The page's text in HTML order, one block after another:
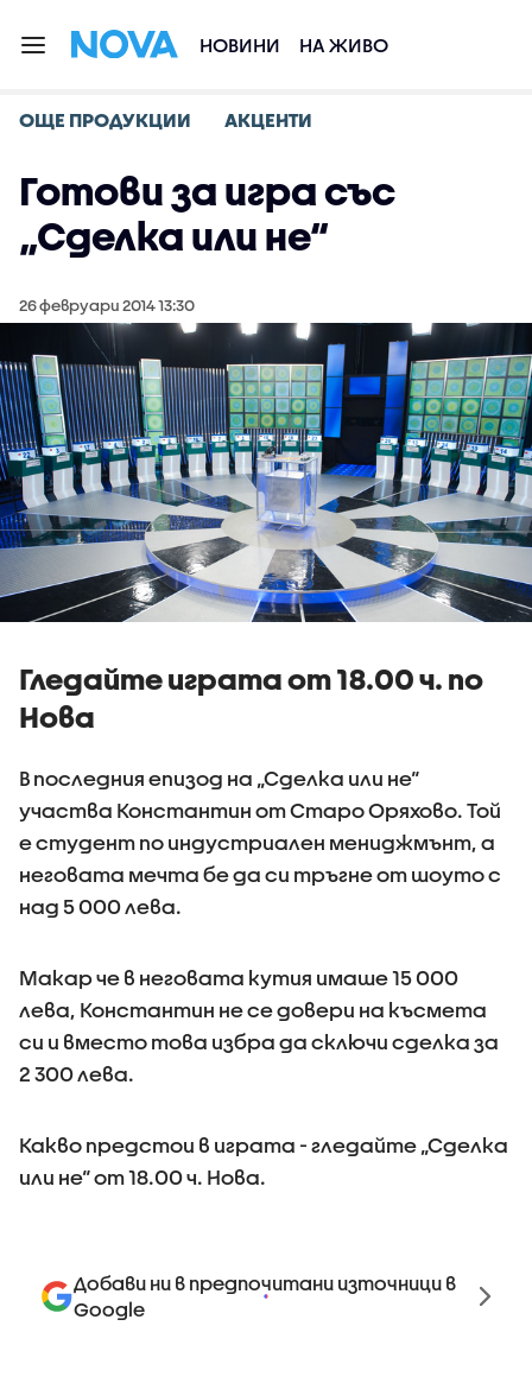
НОВИНИ НА ЖИВО
ОЩЕ ПРОДУКЦИИ АКЦЕНТИ
Готови за игра със
„Сделка или не“
26 февруари 2014 13:30
Гледайте играта от 18.00 ч. по
Нова
В последния епизод на „Сделка или не“
участва Константин от Старо Оряхово. Той
е студент по индустриален мениджмънт, а
неговата мечта бе да си тръгне от шоуто с
над 5 000 лева.
Макар че в неговата кутия имаше 15 000
лева, Константин не се довери на късмета
си и вместо това избра да сключи сделка за
2 300 лева.
Какво предстои в играта - гледайте „Сделка
или не“ от 18.00 ч. Нова.
Добави ни в предпочитани източници в
Google